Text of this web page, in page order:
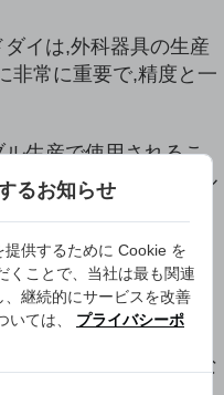
ダイは,外科器具の生産
非常に重要で,精度と一
生産で使用されるこ
器用の高品質ケーブル
ド・ダイズは,骨科イ
に役割を果たします.
イズは,正確で高品質な
るお知らせ
供するために Cookie を
くことで、当社は最も関連
継続的にサービスを改善
いては、 プライバシーポ